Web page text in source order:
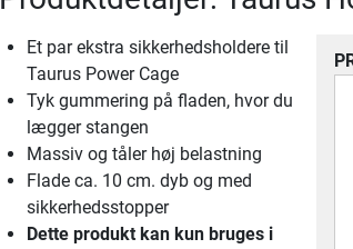
Et par ekstra sikkerhedsholdere til
Taurus Power Cage
Tyk gummering på fladen, hvor du
lægger stangen
Massiv og tåler høj belastning
Flade ca. 10 cm. dyb og med
sikkerhedsstopper
Dette produkt kan kun bruges i